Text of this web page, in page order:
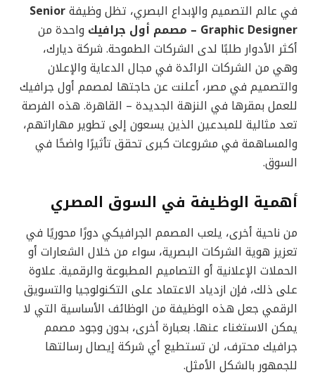
في عالم التصميم والإبداع البصري، تظل وظيفةSenior
Graphic Designer – مصمم أول جرافيك
واحدة من
أكثر الأدوار طلبًا لدى الشركات الطموحة. شركة ديارك،
وهي من الشركات الرائدة في مجال الدعاية والإعلان
والتصميم في مصر، أعلنت عن حاجتها لمصمم أول جرافيك
للعمل بمقرها في النزهة الجديدة – القاهرة. هذه الفرصة
تعد مثالية للمبدعين الذين يسعون إلى تطوير مهاراتهم،
والمساهمة في مشروعات كبرى تحقق تأثيرًا واضحًا في
السوق.
أهمية الوظيفة في السوق المصري
من ناحية أخرى، يلعب المصمم الجرافيكي دورًا محوريًا في
تعزيز هوية الشركات البصرية، سواء من خلال الشعارات أو
الحملات الإعلانية أو التصاميم المطبوعة والرقمية. علاوة
على ذلك، فإن ازدياد الاعتماد على التكنولوجيا والتسويق
الرقمي جعل هذه الوظيفة من الوظائف الأساسية التي لا
يمكن الاستغناء عنها. بعبارة أخرى، بدون وجود مصمم
جرافيك محترف، لن تستطيع أي شركة إيصال رسالتها
للجمهور بالشكل الأمثل.